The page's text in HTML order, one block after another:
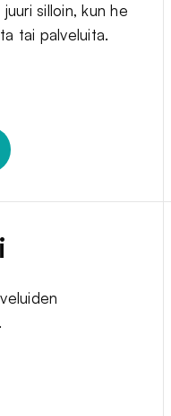
silloin, kun he
tai palveluita.